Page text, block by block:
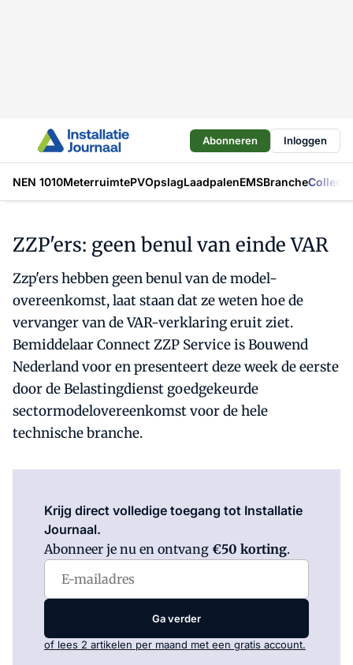
Abonneren Inloggen
NEN 1010MeterruimtePVOpslagLaadpalenEMSBranche
ZZP'ers: geen benul van einde VAR
Zzp'ers hebben geen benul van de model-
overeenkomst, laat staan dat ze weten hoe de
vervanger van de VAR-verklaring eruit ziet.
Bemiddelaar Connect ZZP Service is Bouwend
Nederland voor en presenteert deze week de eerste
door de Belastingdienst goedgekeurde
sectormodelovereenkomst voor de hele
technische branche.
Krijg direct volledige toegang tot Installatie
Journaal.
Abonneer je nu en ontvang €50 korting.
Ga verder
of lees 2 artikelen per maand met een gratis account.